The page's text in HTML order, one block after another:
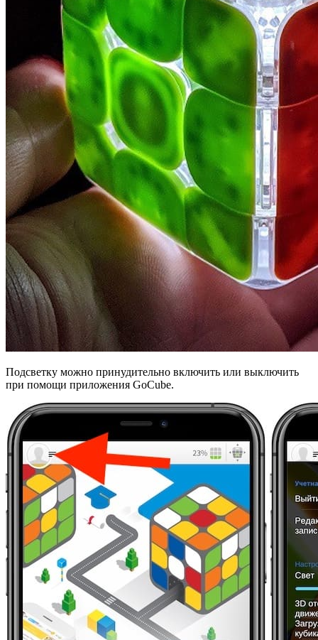
Подсветку можно принудительно включить или выключить
при помощи приложения GoCube.